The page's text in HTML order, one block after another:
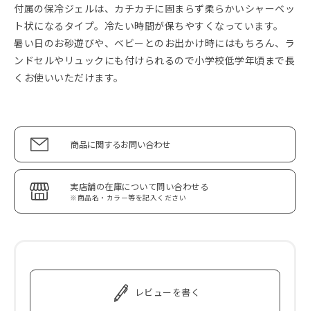
付属の保冷ジェルは、カチカチに固まらず柔らかいシャーベッ
ト状になるタイプ。冷たい時間が保ちやすくなっています。
暑い日のお砂遊びや、ベビーとのお出かけ時にはもちろん、ラ
ンドセルやリュックにも付けられるので小学校低学年頃まで長
くお使いいただけます。
商品に関するお問い合わせ
実店舗の在庫について問い合わせる
※商品名・カラー等を記入ください
レビューを書く